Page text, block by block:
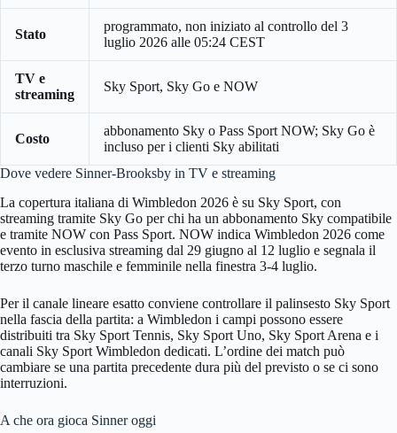
Stato
programmato, non iniziato al controllo del 3
luglio 2026 alle 05:24 CEST
TV e
streaming
Sky Sport, Sky Go e NOW
Costo
abbonamento Sky o Pass Sport NOW; Sky Go è
incluso per i clienti Sky abilitati
Dove vedere Sinner-Brooksby in TV e streaming
La copertura italiana di Wimbledon 2026 è su Sky Sport, con
streaming tramite Sky Go per chi ha un abbonamento Sky compatibile
e tramite NOW con Pass Sport. NOW indica Wimbledon 2026 come
evento in esclusiva streaming dal 29 giugno al 12 luglio e segnala il
terzo turno maschile e femminile nella finestra 3-4 luglio.
Per il canale lineare esatto conviene controllare il palinsesto Sky Sport
nella fascia della partita: a Wimbledon i campi possono essere
distribuiti tra Sky Sport Tennis, Sky Sport Uno, Sky Sport Arena e i
canali Sky Sport Wimbledon dedicati. L’ordine dei match può
cambiare se una partita precedente dura più del previsto o se ci sono
interruzioni.
A che ora gioca Sinner oggi